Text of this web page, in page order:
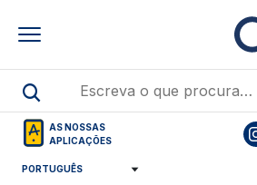
AS NOSSAS
APLICAÇÕES